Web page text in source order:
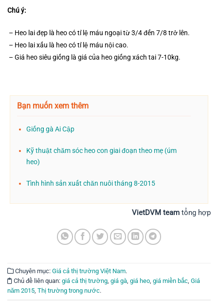
Chú ý:
– Heo lai đẹp là heo có tỉ lệ máu ngoại từ 3/4 đến 7/8 trở lên.
– Heo lai xấu là heo có tỉ lệ máu nội cao.
– Giá heo siêu giống là giá của heo giống xách tai 7-10kg.
Bạn muốn xem thêm
Giống gà Ai Cập
Kỹ thuật chăm sóc heo con giai đoạn theo mẹ (úm
heo)
Tình hình sản xuất chăn nuôi tháng 8-2015
VietDVM team tổng hợp
Chuyên mục: Giá cả thị trường Việt Nam.
Chủ đề liên quan: giá cả thị trường, giá gà, giá heo, giá miền bắc, Giá
năm 2015, Thị trường trong nước.